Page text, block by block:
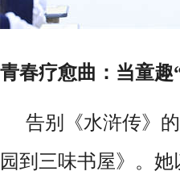
青春疗愈曲：当童趣
告别《水浒传》
园到三味书屋》。她